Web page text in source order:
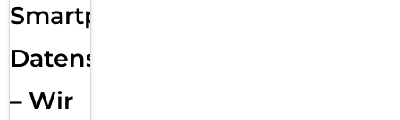
Smartphone
Datensicherung
– Wir